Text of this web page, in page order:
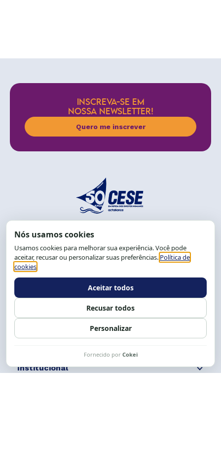
INSCREVA-SE EM
NOSSA NEWSLETTER!
Quero me inscrever
End.: R. da Graça, 150. Graça
CEP: 40.150-055
Salvador-BA, Brasil.
Tel.: (71) 2104-5457, Cel.: (71) 9 9239-2104 ou 2105
Expediente: 8h às 12h e 13 às 17h.
Siga nossas redes Fale conosco
Institucional